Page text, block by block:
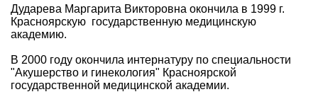
Дударева Маргарита Викторовна окончила в 1999 г.
Красноярскую государственную медицинскую
академию.
В 2000 году окончила интернатуру по специальности
"Акушерство и гинекология" Красноярской
государственной медицинской академии.